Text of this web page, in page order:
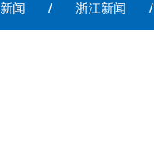
新闻 / 浙江新闻 /